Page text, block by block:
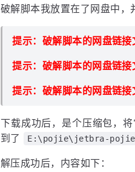
破解脚本我放置在了网盘中，
提示：破解脚本的网盘链
提示：破解脚本的网盘链
提示：破解脚本的网盘链
下载成功后，是个压缩包，将
到了
E:\pojie\jetbra-pojie
解压成功后，内容如下：